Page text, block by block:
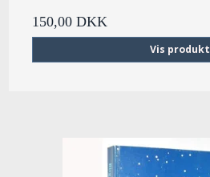
150,00 DKK
Vis produkt